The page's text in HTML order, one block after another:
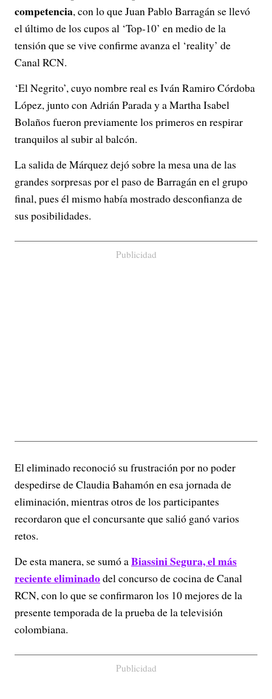
competencia, con lo que Juan Pablo Barragán se llevó
el último de los cupos al ‘Top-10’ en medio de la
tensión que se vive confirme avanza el ‘reality’ de
Canal RCN.
‘El Negrito’, cuyo nombre real es Iván Ramiro Córdoba
López, junto con Adrián Parada y a Martha Isabel
Bolaños fueron previamente los primeros en respirar
tranquilos al subir al balcón.
La salida de Márquez dejó sobre la mesa una de las
grandes sorpresas por el paso de Barragán en el grupo
final, pues él mismo había mostrado desconfianza de
sus posibilidades.
Publicidad
El eliminado reconoció su frustración por no poder
despedirse de Claudia Bahamón en esa jornada de
eliminación, mientras otros de los participantes
recordaron que el concursante que salió ganó varios
retos.
De esta manera, se sumó aBiassini Segura, el más
reciente eliminadodel concurso de cocina de Canal
RCN, con lo que se confirmaron los 10 mejores de la
presente temporada de la prueba de la televisión
colombiana.
Publicidad